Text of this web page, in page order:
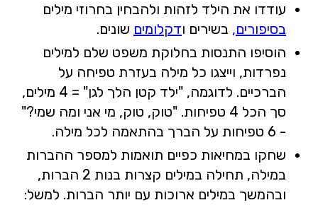
עודדו את הילד לזהות ולהבחין בחרוזי מילים
בסיפורים, בשירים ודקלומים שונים.
הוסיפו התנסות בחלוקת משפט שלם למילים
נפרדות, וייצגו כל מילה בעזרת טפיחה על
הברכיים. לדוגמה, "ילד קטן הלך לגן" = 4 מילים,
סך הכל 4 טפיחות. "טוק, טוק, מי אני ומה שמי?"
- 6 טפיחות על הברך בהתאמה לכל מילה.
שחקו במחיאות כפיים תואמות למספר ההברות
במילה, תחילה במילים קצרות בנות 2 הברות,
ובהמשך במילים ארוכות עם יותר הברות. למשל: